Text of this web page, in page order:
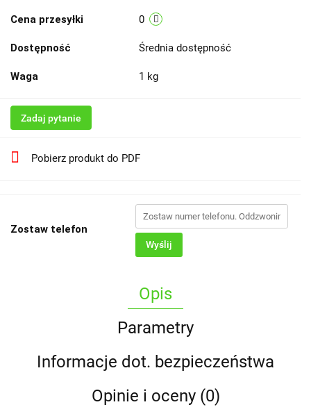
Cena przesyłki 0
Dostępność Średnia dostępność
Waga 1 kg
Zadaj pytanie
Pobierz produkt do PDF
Zostaw telefon
Wyślij
Opis
Parametry
Informacje dot. bezpieczeństwa
Opinie i oceny (0)